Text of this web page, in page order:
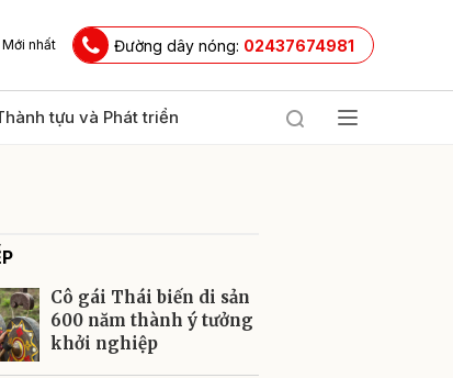
Mới nhất Đường dây nóng: 02437674981
tựu và Phát triển
Cô gái Thái biến di sản
600 năm thành ý tưởng
khởi nghiệp